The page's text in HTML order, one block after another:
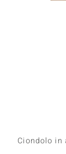
Ciondolo in